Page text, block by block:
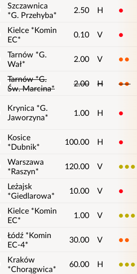
Szczawnica
*G. Przehyba*
2.50 H 1
Kielce *Komin
EC*
0.10 V 1
Tarnów *G.
Wał*
2.00 V 2
Tarnów *G.
Św. Marcina*
2.00 H 2
Krynica *G.
Jaworzyna*
1.00 H 1
Kosice
*Dubnik*
100.00 H 1
Warszawa
*Raszyn*
120.00 V 3
Leżajsk
*Giedlarowa*
10.00 V 1
Kielce *Komin
EC*
1.00 V 3
Łódź *Komin
EC-4*
30.00 V 2
Kraków
*Chorągwica*
60.00 H 3